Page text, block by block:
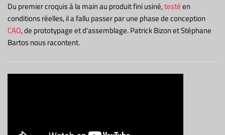
Du premier croquis à la main au produit fini usiné,testéen
conditions réelles, il a fallu passer par une phase de conception
CAO, de prototypage et d'assemblage. Patrick Bizon et Stéphane
Bartos nous racontent.